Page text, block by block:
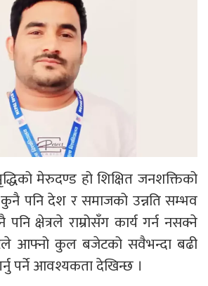
मेरुदण्ड हो शिक्षित जनशक्तिको
कुनै पनि देश र समाजको उन्नति सम्भव
क्षेत्रले राम्रोसँग कार्य गर्न नसक्ने
आफ्नो कुल बजेटको सवैभन्दा बढी
पर्ने आवश्यकता देखिन्छ ।